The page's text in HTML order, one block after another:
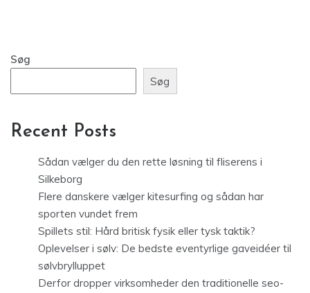
Søg
Søg
Recent Posts
Sådan vælger du den rette løsning til fliserens i
Silkeborg
Flere danskere vælger kitesurfing og sådan har
sporten vundet frem
Spillets stil: Hård britisk fysik eller tysk taktik?
Oplevelser i sølv: De bedste eventyrlige gaveidéer til
sølvbrylluppet
Derfor dropper virksomheder den traditionelle seo-